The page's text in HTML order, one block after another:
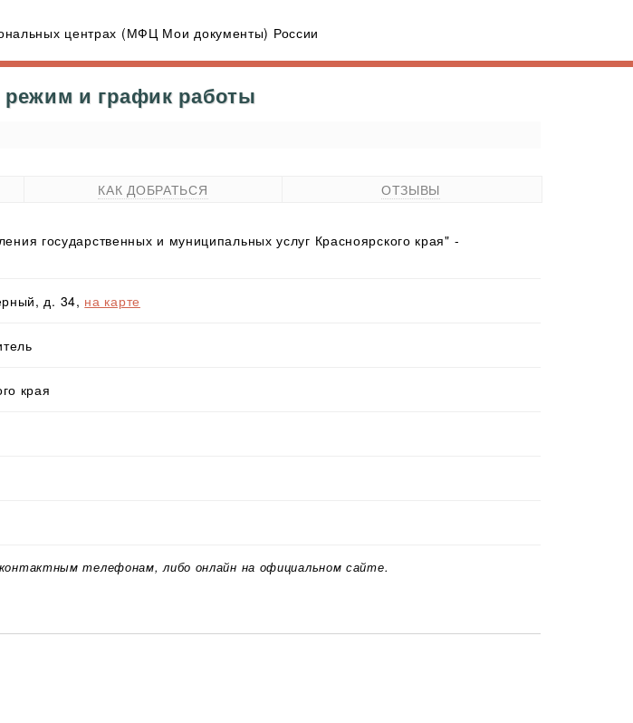
центрах (МФЦ Мои документы) России
и график работы
КАК ДОБРАТЬСЯ ОТЗЫВЫ
государственных и муниципальных услуг Красноярского края" -
д. 34, на карте
края
телефонам, либо онлайн на официальном сайте.